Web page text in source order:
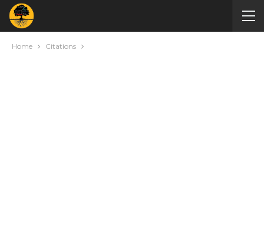
Home Citations